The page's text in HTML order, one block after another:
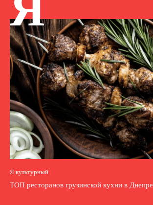
Я культурный
ТОП ресторанов грузинской кухни в Днепре